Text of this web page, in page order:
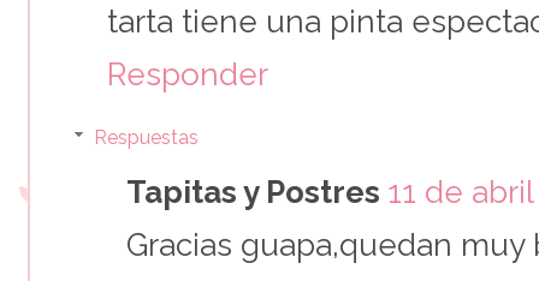
tarta tiene una pinta
Responder
Respuestas
Tapitas y Postres 11 de
Gracias guapa,quedan muy